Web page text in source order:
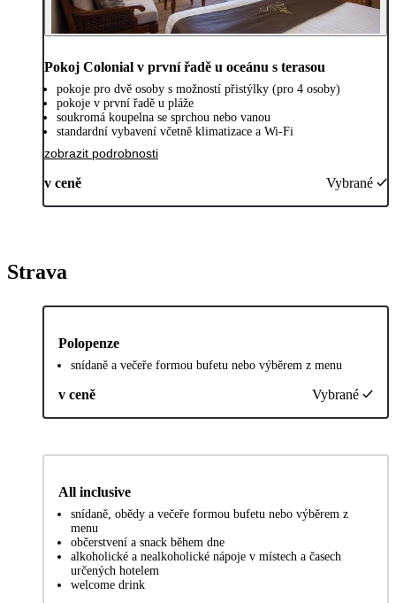
Pokoj Colonial v první řadě u oceánu s terasou
pokoje pro dvě osoby s možností přistýlky (pro 4 osoby)
pokoje v první řadě u pláže
soukromá koupelna se sprchou nebo vanou
standardní vybavení včetně klimatizace a Wi-Fi
zobrazit podrobnosti
v ceně Vybrané
Strava
Polopenze
snídaně a večeře formou bufetu nebo výběrem z menu
v ceně Vybrané
All inclusive
snídaně, obědy a večeře formou bufetu nebo výběrem z
menu
občerstvení a snack během dne
alkoholické a nealkoholické nápoje v místech a časech
určených hotelem
welcome drink